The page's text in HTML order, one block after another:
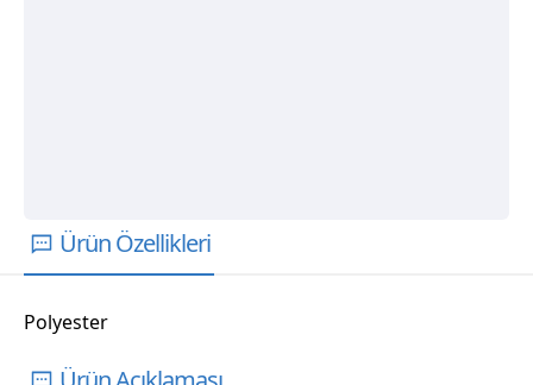
Ürün Özellikleri
Polyester